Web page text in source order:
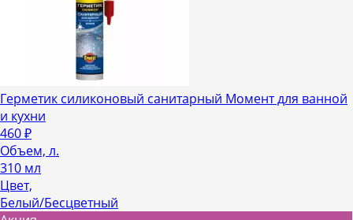
Герметик силиконовый санитарный Момент для ванной
и кухни
460₽
Объем, л.
310 мл
Цвет,
Белый/Бесцветный